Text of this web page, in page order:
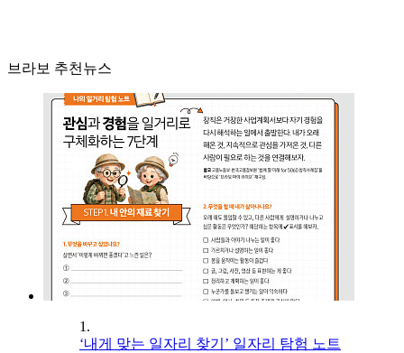
브라보 추천뉴스
1.
‘내게 맞는 일자리 찾기’ 일자리 탐험 노트